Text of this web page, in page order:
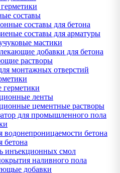
составы
составы для бетона
составы для арматуры
мастики
добавки для бетона
растворы
монтажных отверстий
герметики
ленты
цементные растворы
для промышленного пола
водонепроницаемости бетона
бетона
инъекционных смол
наливного пола
добавки